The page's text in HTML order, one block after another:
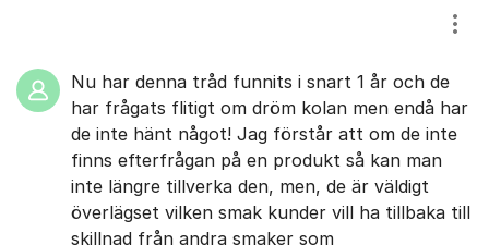
Nu har denna tråd funnits i snart 1 år och de
har frågats flitigt om dröm kolan men endå har
de inte hänt något! Jag förstår att om de inte
finns efterfrågan på en produkt så kan man
inte längre tillverka den, men, de är väldigt
överlägset vilken smak kunder vill ha tillbaka till
skillnad från andra smaker som